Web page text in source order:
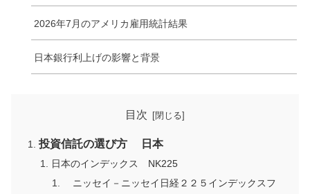
2026年7月のアメリカ雇用統計結果
日本銀行利上げの影響と背景
目次
投資信託の選び方 日本
日本のインデックス NK225
ニッセイ－ニッセイ日経２２５インデックスフ